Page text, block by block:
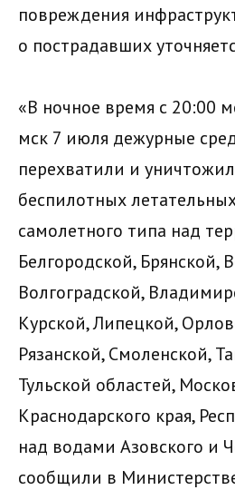
повреждения
о пострадавших
«В ночное время с 20:00
мск 7 июля дежурные
перехватили и
беспилотных
самолетного типа над
Белгородской, Брянской,
Волгоградской,
Курской, Липецкой,
Рязанской, Смоленской,
Тульской областей,
Краснодарского края,
над водами Азовского и
сообщили в